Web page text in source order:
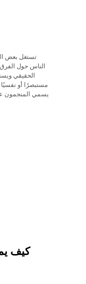
تستغل بعض
الناس حول الفرق
الحقيقي
مستبصرًا أو نفسيًا
يسمي المنجمون
كيف